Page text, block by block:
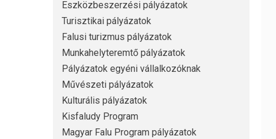
Eszközbeszerzési pályázatok
Turisztikai pályázatok
Falusi turizmus pályázatok
Munkahelyteremtő pályázatok
Pályázatok egyéni vállalkozóknak
Művészeti pályázatok
Kulturális pályázatok
Kisfaludy Program
Magyar Falu Program pályázatok